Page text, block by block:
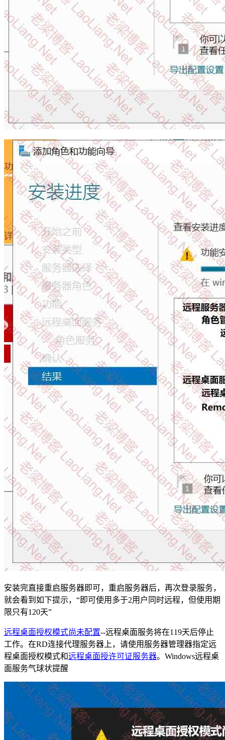
安装完直接重启服务器即可，重启服务器后，再次登录服务，
就会看到如下提示，“即可使用多于2用户同时远程，但使用期
限只有120天”
远程桌面授权模式尚未配置--远程桌面服务将在119天后停止
工作。在RD连接代理服务器上，请使用服务器管理器指定远
程桌面授权模式和远程桌面授许可证服务器。Windows远程桌
面服务气球状提醒